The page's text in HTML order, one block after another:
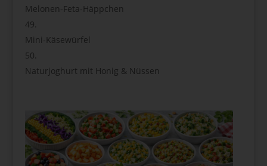
Melonen-Feta-Häppchen
Mini-Käsewürfel
Naturjoghurt mit Honig & Nüssen